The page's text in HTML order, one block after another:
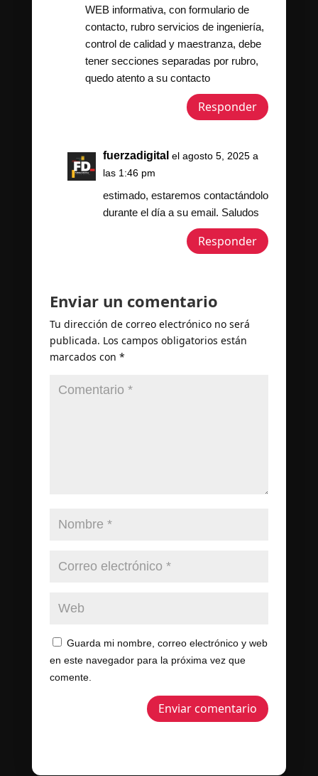
WEB informativa, con formulario de
contacto, rubro servicios de ingeniería,
control de calidad y maestranza, debe
tener secciones separadas por rubro,
quedo atento a su contacto
Responder
fuerzadigital el agosto 5, 2025 a
las 1:46 pm
estimado, estaremos contactándolo
durante el día a su email. Saludos
Responder
Enviar un comentario
Tu dirección de correo electrónico no será
publicada. Los campos obligatorios están
marcados con *
Guarda mi nombre, correo electrónico y web
en este navegador para la próxima vez que
comente.
Enviar comentario